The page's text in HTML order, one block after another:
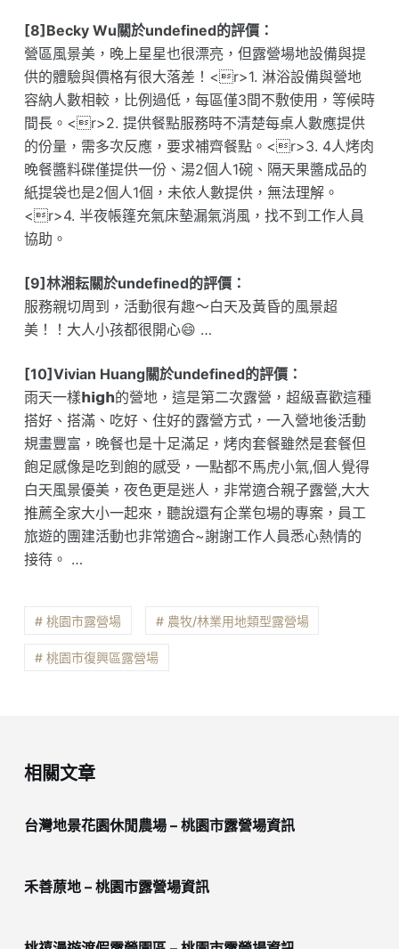
[8]Becky Wu關於undefined的評價：
營區風景美，晚上星星也很漂亮，但露營場地設備與提
供的體驗與價格有很大落差！<r>1. 淋浴設備與營地
容納人數相較，比例過低，每區僅3間不敷使用，等候時
間長。<r>2. 提供餐點服務時不清楚每桌人數應提供
的份量，需多次反應，要求補齊餐點。<r>3. 4人烤肉
晚餐醬料碟僅提供一份、湯2個人1碗、隔天果醬成品的
紙提袋也是2個人1個，未依人數提供，無法理解。
<r>4. 半夜帳篷充氣床墊漏氣消風，找不到工作人員
協助。
[9]林湘耘關於undefined的評價：
服務親切周到，活動很有趣～白天及黃昏的風景超
美！！大人小孩都很開心😄 …
[10]Vivian Huang關於undefined的評價：
雨天一樣𝗵𝗶𝗴𝗵的營地，這是第二次露營，超級喜歡這種
搭好、搭滿、吃好、住好的露營方式，一入營地後活動
規畫豐富，晚餐也是十足滿足，烤肉套餐雖然是套餐但
飽足感像是吃到飽的感受，一點都不馬虎小氣,個人覺得
白天風景優美，夜色更是迷人，非常適合親子露營,大大
推薦全家大小一起來，聽說還有企業包場的專案，員工
旅遊的團建活動也非常適合~謝謝工作人員悉心熱情的
接待。 …
# 桃園市露營場 # 農牧/林業用地類型露營場
# 桃園市復興區露營場
相關文章
台灣地景花園休閒農場 – 桃園市露營場資訊
禾善蒝地 – 桃園市露營場資訊